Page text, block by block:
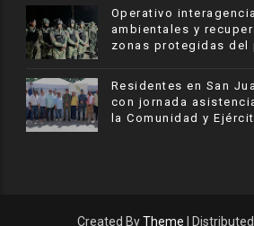
Operativo
ambientales y
zonas protegidas del
Residentes en San
con jornada
la Comunidad y
Created ByTheme |